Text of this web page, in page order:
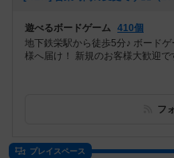
遊べるボードゲーム 410個
地下鉄栄駅から徒歩5分♪ ボード
様へ届け！ 新規のお客様大歓迎
フ
プレイスペース